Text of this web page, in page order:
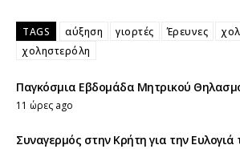
TAGS αύξηση γιορτές Έρευνες
χοληστερόλη
Παγκόσμια Εβδομάδα Μητρικού
11 ώρες ago
Συναγερμός στην Κρήτη για την Ευλογιά